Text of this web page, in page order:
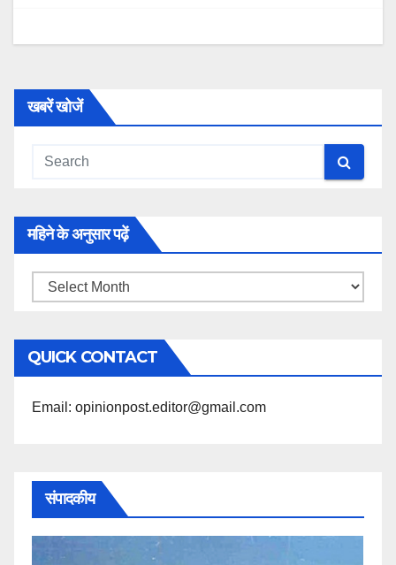
खबरें खोजें
महिने के अनुसार पढ़ें
महिने
अनुसार
पढ़ें
QUICK CONTACT
Email: opinionpost.editor@gmail.com
संपादकीय